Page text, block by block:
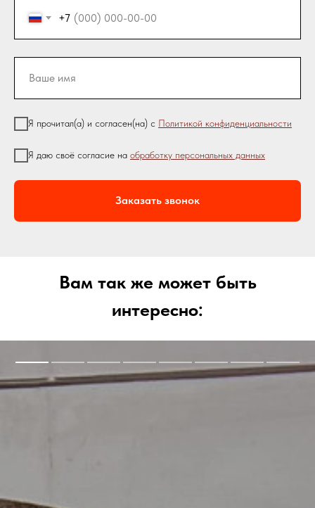
+7
Я прочитал(а) и согласен(на) с Политикой конфиденциальности
Я даю своё согласие на обработку персональных данных
Заказать звонок
Вам так же может быть
интересно: